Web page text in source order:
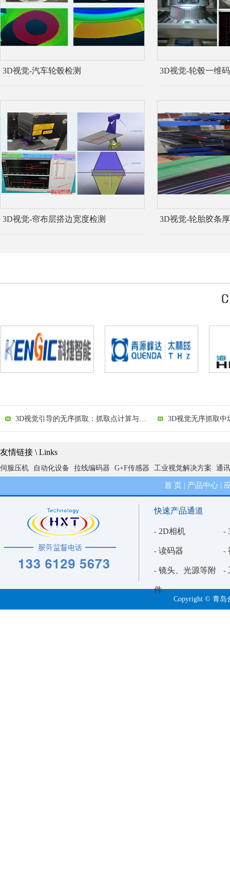
3D视觉-汽车轮毂检测 3D视觉-轮毂一维
3D视觉-帘布层搭边宽度检测 3D视觉-轮胎胶条
3D视觉引导的无序抓取：抓取点计算与规划的技术挑战解析
2D视觉检测的基石与迷思：深入剖析标定流程与精度陷阱
3D视觉引导中抓手与相机相对偏移的解析分析
友情链接 \ Links
伺服压机 自动化设备 拉线编码器 G+F传感器 工业视觉解决方案 通
首 页 产品中心|
快速产品通道
- 2D相机 -
- 读码器 -
- 镜头、光源等附
件
-
Copyright © 青岛